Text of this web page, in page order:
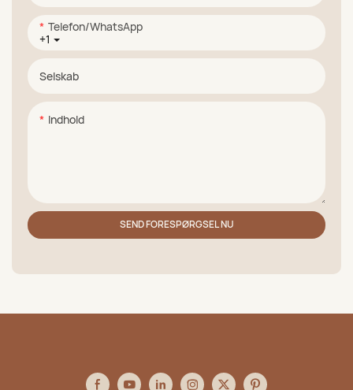
+1
Telefon/WhatsApp
Selskab
Indhold
SEND FORESPØRGSEL NU